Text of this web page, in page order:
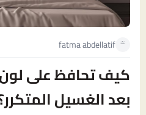
fatma abdellatif
كيف تحافظ على
بعد الغسيل